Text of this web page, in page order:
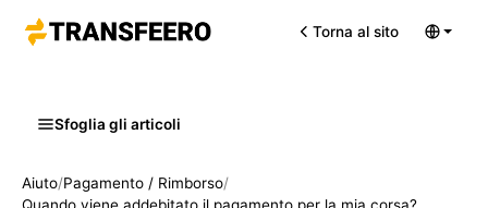
Torna al sito
Sfoglia gli articoli
Aiuto/Pagamento / Rimborso/
Quando viene addebitato il pagamento per la mia corsa?